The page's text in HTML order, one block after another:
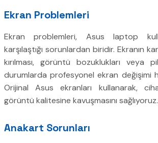
Ekran Problemleri
Ekran problemleri, Asus laptop
karşılaştığı sorunlardan biridir. Ekranın
kırılması, görüntü bozuklukları veya
durumlarda profesyonel ekran değişimi
Orijinal Asus ekranları kullanarak,
görüntü kalitesine kavuşmasını sağlıyoruz.
Anakart Sorunları